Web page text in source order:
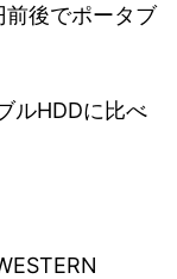
後でポータブ
ルHDDに比べ